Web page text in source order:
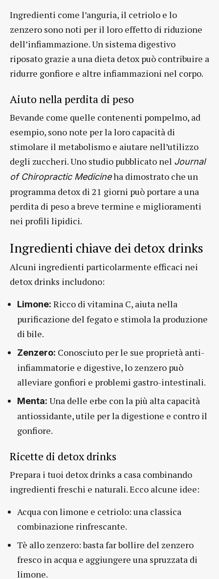
Ingredienti come l’anguria, il cetriolo e lo
zenzero sono noti per il loro effetto di riduzione
dell’infiammazione. Un sistema digestivo
riposato grazie a una dieta detox può contribuire a
ridurre gonfiore e altre infiammazioni nel corpo.
Aiuto nella perdita di peso
Bevande come quelle contenenti pompelmo, ad
esempio, sono note per la loro capacità di
stimolare il metabolismo e aiutare nell’utilizzo
degli zuccheri. Uno studio pubblicato nel Journal
of Chiropractic Medicineha dimostrato che un
programma detox di 21 giorni può portare a una
perdita di peso a breve termine e miglioramenti
nei profili lipidici.
Ingredienti chiave dei detox drinks
Alcuni ingredienti particolarmente efficaci nei
detox drinks includono:
Limone: Ricco di vitamina C, aiuta nella
purificazione del fegato e stimola la produzione
di bile.
Zenzero: Conosciuto per le sue proprietà anti-
infiammatorie e digestive, lo zenzero può
alleviare gonfiori e problemi gastro-intestinali.
Menta: Una delle erbe con la più alta capacità
antiossidante, utile per la digestione e contro il
gonfiore.
Ricette di detox drinks
Prepara i tuoi detox drinks a casa combinando
ingredienti freschi e naturali. Ecco alcune idee:
Acqua con limone e cetriolo: una classica
combinazione rinfrescante.
Tè allo zenzero: basta far bollire del zenzero
fresco in acqua e aggiungere una spruzzata di
limone.